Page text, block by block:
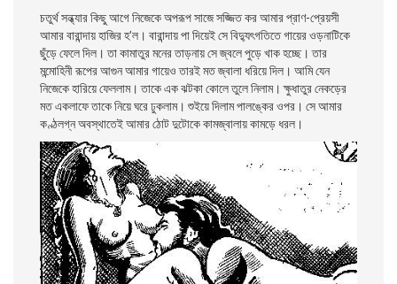
চতুর্থ সন্ধ্যার কিছু আগে নিজেকে অপরূপ সাজে সজ্জিত কর আমার প্রাণ-প্রেয়সী
আমার বারান্দায় হাজির হ’ল। বারান্দায় পা দিয়েই সে বিদ্যুৎগতিতে গায়ের ওড়নাটিকে
ছুঁড়ে ফেলে দিল। তা কামাতুর মনের তাড়নায় সে জ্বলে পুড়ে খাক হচ্ছে। তার
মন্মােহিনী রূপের আগুন আমার গায়েও তারই মত জ্বালা ধরিয়ে দিল। আমি যেন
নিজেকে হারিয়ে ফেললাম। তাকে এক ঝটকা কোলে তুলে নিলাম। ক্ষুধাতুর নেকড়ের
মত একলাফে তাকে নিয়ে ঘরে ঢুকলাম। শুইয়ে দিলাম পালঙ্কের ওপর। সে আমার
কণ্ঠলগ্ন অবস্থাতেই আমার ঠোট দুটোকে কামজ্বালায় কামড়ে ধরল।